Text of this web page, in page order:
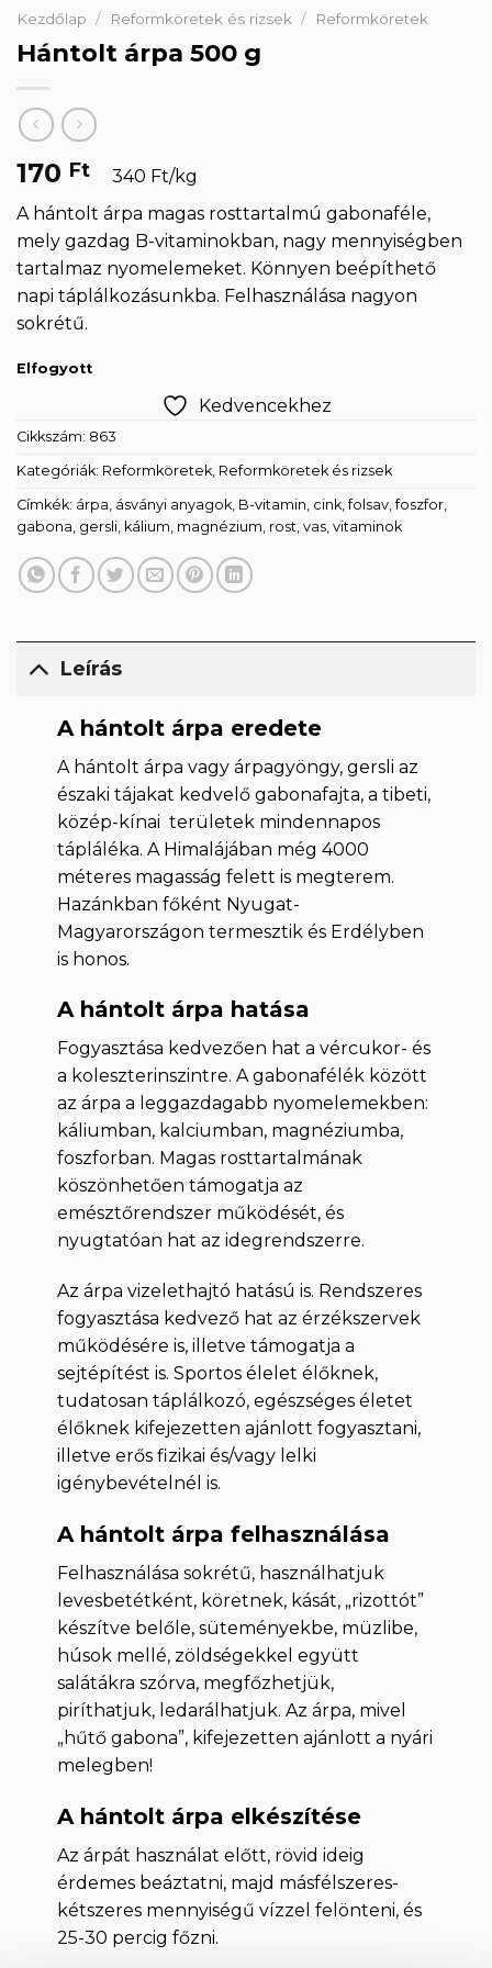
Kezdőlap / Reformköretek és rizsek / Reformköretek
Hántolt árpa 500 g
170 Ft
340 Ft/kg
A hántolt árpa magas rosttartalmú gabonaféle,
mely gazdag B-vitaminokban, nagy mennyiségben
tartalmaz nyomelemeket. Könnyen beépíthető
napi táplálkozásunkba. Felhasználása nagyon
sokrétű.
Elfogyott
Kedvencekhez
Cikkszám: 863
Kategóriák: Reformköretek Reformköretek és rizsek
Címkék: árpa ásványi anyagok B-vitamin cink ,folsav ,foszfor
gabona gersli kálium magnézium rost vas vitaminok
Leírás
A hántolt árpa eredete
A hántolt árpa vagy árpagyöngy, gersli az
északi tájakat kedvelő gabonafajta, a tibeti,
közép-kínai területek mindennapos
tápláléka. A Himalájában még 4000
méteres magasság felett is megterem.
Hazánkban főként Nyugat-
Magyarországon termesztik és Erdélyben
is honos.
A hántolt árpa hatása
Fogyasztása kedvezően hat a vércukor- és
a koleszterinszintre. A gabonafélék között
az árpa a leggazdagabb nyomelemekben:
káliumban, kalciumban, magnéziumba,
foszforban. Magas rosttartalmának
köszönhetően támogatja az
emésztőrendszer működését, és
nyugtatóan hat az idegrendszerre.
Az árpa vizelethajtó hatású is. Rendszeres
fogyasztása kedvező hat az érzékszervek
működésére is, illetve támogatja a
sejtépítést is. Sportos élelet élőknek,
tudatosan táplálkozó, egészséges életet
élőknek kifejezetten ajánlott fogyasztani,
illetve erős fizikai és/vagy lelki
igénybevételnél is.
A hántolt árpa felhasználása
Felhasználása sokrétű, használhatjuk
levesbetétként, köretnek, kását, „rizottót”
készítve belőle, süteményekbe, müzlibe,
húsok mellé, zöldségekkel együtt
salátákra szórva, megfőzhetjük,
piríthatjuk, ledarálhatjuk. Az árpa, mivel
„hűtő gabona”, kifejezetten ajánlott a nyári
melegben!
A hántolt árpa elkészítése
Az árpát használat előtt, rövid ideig
érdemes beáztatni, majd másfélszeres-
kétszeres mennyiségű vízzel felönteni, és
25-30 percig főzni.